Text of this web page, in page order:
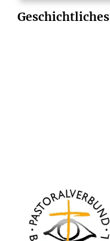
Geschichtliches